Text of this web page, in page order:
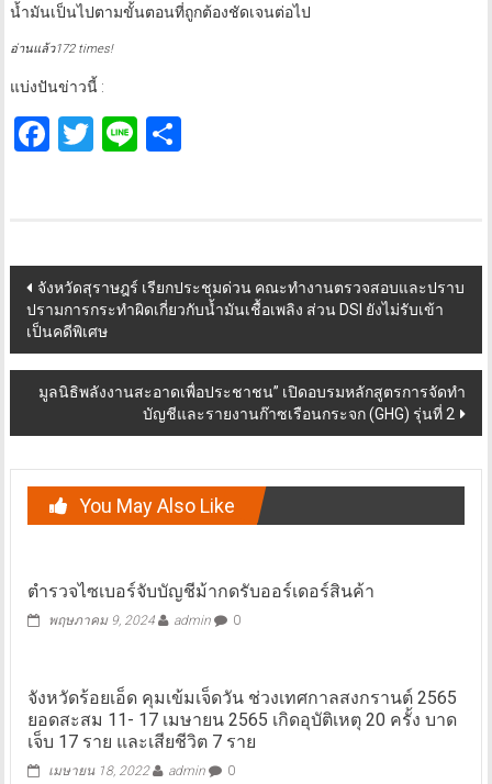
น้ำมันเป็นไปตามขั้นตอนที่ถูกต้องชัดเจนต่อไป
อ่านแล้ว172 times!
แบ่งปันข่าวนี้ :
Facebook
Twitter
LineShare
Post
navigation
จังหวัดสุราษฎร์ เรียกประชุมด่วน คณะทำงานตรวจสอบและปราบ
ปรามการกระทำผิดเกี่ยวกับน้ำมันเชื้อเพลิง ส่วน DSI ยังไม่รับเข้า
เป็นคดีพิเศษ
มูลนิธิพลังงานสะอาดเพื่อประชาชน” เปิดอบรมหลักสูตรการจัดทำ
บัญชีและรายงานก๊าซเรือนกระจก (GHG) รุ่นที่ 2
You May Also Like
ตำรวจไซเบอร์จับบัญชีม้ากดรับออร์เดอร์สินค้า
พฤษภาคม 9, 2024 admin 0
จังหวัดร้อยเอ็ด คุมเข้มเจ็ดวัน ช่วงเทศกาลสงกรานต์ 2565
ยอดสะสม 11- 17 เมษายน 2565 เกิดอุบัติเหตุ 20 ครั้ง บาด
เจ็บ 17 ราย และเสียชีวิต 7 ราย
เมษายน 18, 2022 admin 0